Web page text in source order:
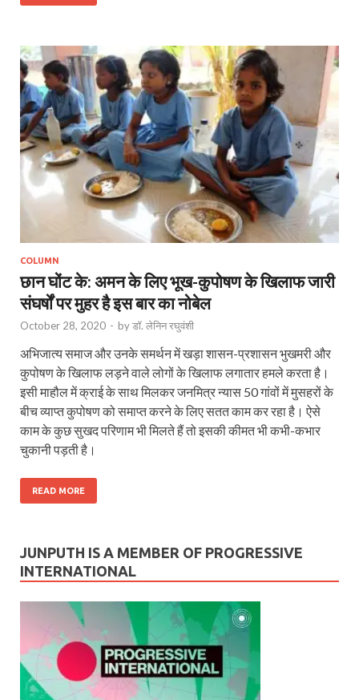
COLUMN
छान घोंट के: अमन के लिए भूख-कुपोषण के खिलाफ जारी
संघर्षों पर मुहर है इस बार का नोबेल
October 28, 2020 - byडॉ. लेनिन रघुवंशी
अभिजात्य समाज और उनके समर्थन में खड़ा शासन-प्रशासन भुखमरी और
कुपोषण के खिलाफ लड़ने वाले लोगों के खिलाफ लगातार हमले करता है।
इसी माहौल में क्राई के साथ मिलकर जनमित्र न्यास 50 गांवों में मुसहरों के
बीच व्याप्त कुपोषण को समाप्त करने के लिए सतत काम कर रहा है। ऐसे
काम के कुछ सुखद परिणाम भी मिलते हैं तो इसकी कीमत भी कभी-कभार
चुकानी पड़ती है।
READ MORE
JUNPUTH IS A MEMBER OF PROGRESSIVE
INTERNATIONAL